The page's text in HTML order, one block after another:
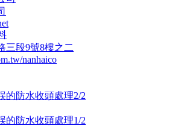
三段9號8樓之二
nanhaico
的防水收頭處理2/2
的防水收頭處理1/2